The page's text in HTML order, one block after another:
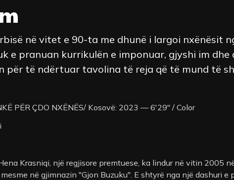
në vitet e 90-ta me dhunë i largoi nxënësit
e pranuan kurrikulën e imponuar, gjyshi im
për të ndërtuar tavolina të reja që të mund të
PËR ÇDO NXËNËS/ Kosovë: 2023 — 6'29" / Color
Krasniqi, një regjisore premtuese, ka lindur në vitin 2005
në gjimnazin "Gjon Buzuku". E shtyrë nga një dashuri e